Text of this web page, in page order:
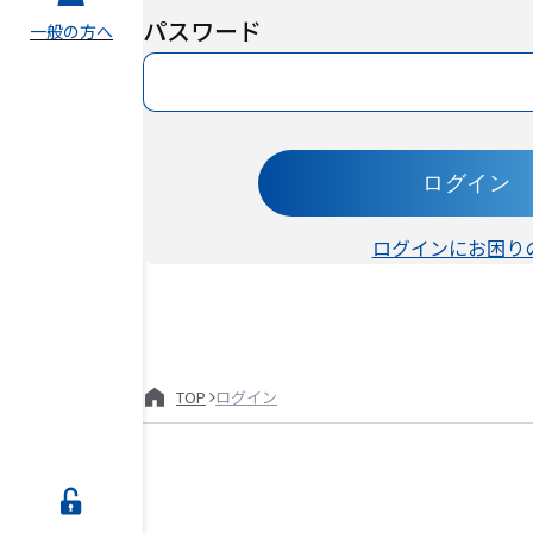
一般の方へ パスワード
ログイン
ログインにお困り
TOP ログイン